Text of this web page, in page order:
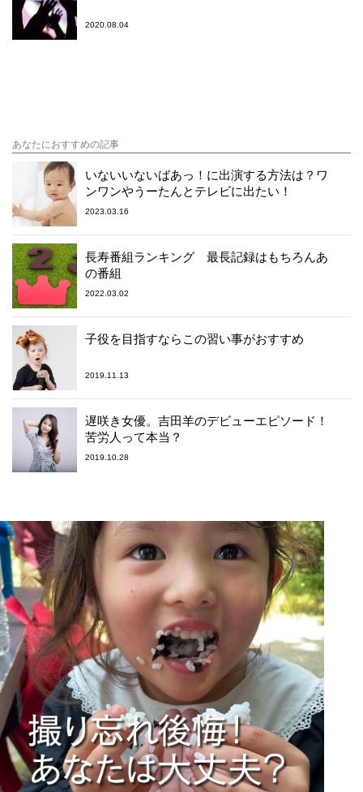
2020.08.04
あなたにおすすめの記事
いないいないばあっ！に出演する方法は？ワ
ンワンやうーたんとテレビに出たい！
2023.03.16
長寿番組ランキング 最長記録はもちろんあ
の番組
2022.03.02
子役を目指すならこの習い事がおすすめ
2019.11.13
遅咲き女優。吉田羊のデビューエピソード！
苦労人って本当？
2019.10.28